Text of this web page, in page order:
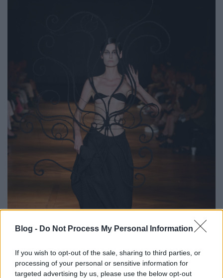
Blog - Do Not Process My Personal Information
If you wish to opt-out of the sale, sharing to third parties, or
processing of your personal or sensitive information for
targeted advertising by us, please use the below opt-out